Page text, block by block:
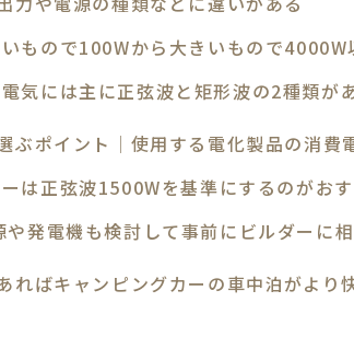
もので100Wから大きいもので4000W
気には主に正弦波と矩形波の2種類が
ぶポイント│使用する電化製品の消費
は正弦波1500Wを基準にするのがお
や発電機も検討して事前にビルダーに
ればキャンピングカーの車中泊がより